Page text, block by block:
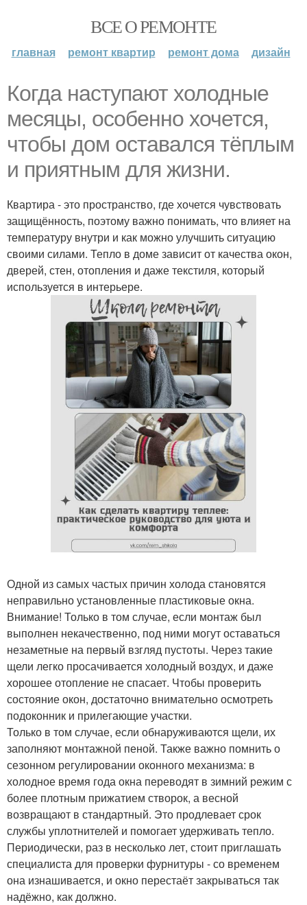
ВСЕ О РЕМОНТЕ
главная ремонт квартир ремонт дома дизайн
Когда наступают холодные
месяцы, особенно хочется,
чтобы дом оставался тёплым
и приятным для жизни.
Квартира - это пространство, где хочется чувствовать
защищённость, поэтому важно понимать, что влияет на
температуру внутри и как можно улучшить ситуацию
своими силами. Тепло в доме зависит от качества окон,
дверей, стен, отопления и даже текстиля, который
используется в интерьере.
Одной из самых частых причин холода становятся
неправильно установленные пластиковые окна.
Внимание! Только в том случае, если монтаж был
выполнен некачественно, под ними могут оставаться
незаметные на первый взгляд пустоты. Через такие
щели легко просачивается холодный воздух, и даже
хорошее отопление не спасает. Чтобы проверить
состояние окон, достаточно внимательно осмотреть
подоконник и прилегающие участки.
Только в том случае, если обнаруживаются щели, их
заполняют монтажной пеной. Также важно помнить о
сезонном регулировании оконного механизма: в
холодное время года окна переводят в зимний режим с
более плотным прижатием створок, а весной
возвращают в стандартный. Это продлевает срок
службы уплотнителей и помогает удерживать тепло.
Периодически, раз в несколько лет, стоит приглашать
специалиста для проверки фурнитуры - со временем
она изнашивается, и окно перестаёт закрываться так
надёжно, как должно.